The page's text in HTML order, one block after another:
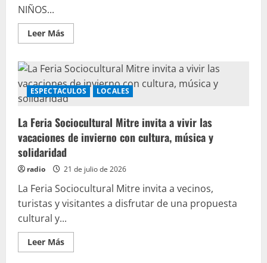
NIÑOS...
Leer Más
ESPECTACULOS LOCALES
La Feria Sociocultural Mitre invita a vivir las
vacaciones de invierno con cultura, música y
solidaridad
radio 21 de julio de 2026
La Feria Sociocultural Mitre invita a vecinos,
turistas y visitantes a disfrutar de una propuesta
cultural y...
Leer Más